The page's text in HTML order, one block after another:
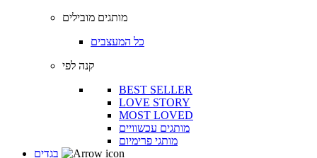
מותגים מובילים
כל המעצבים
קנה לפי
BEST SELLER
LOVE STORY
MOST LOVED
מותגים עכשוויים
מותגי פרימיום